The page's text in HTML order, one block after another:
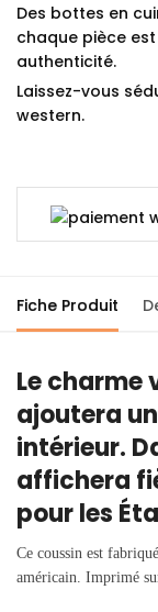
Des bottes en
chaque pièce
authenticité.
Laissez-vous
western.
Fiche Produit
Le charme
ajoutera
intérieur.
affichera
pour les
Ce coussin est
américain. Imprimé